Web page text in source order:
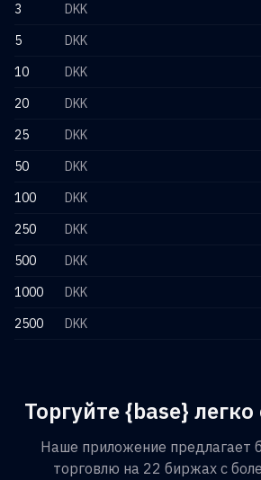
3
DKK
5
DKK
10
DKK
20
DKK
25
DKK
50
DKK
100
DKK
250
DKK
500
DKK
1000
DKK
2500
DKK
Торгуйте {base}
Наше приложение предлагает
торговлю на 22 биржах с